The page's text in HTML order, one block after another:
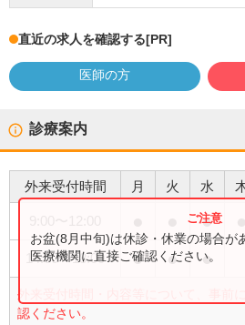
直近の求人を確認する[PR]
医師の方
診療案内
外来受付時間 月 火 水
●
14:00〜18:00 ● ● ●
外来受付時間・内容等について、事前
認ください。
お盆(8月中旬)は休診・休業の場合が
医療機関に直接ご確認ください。